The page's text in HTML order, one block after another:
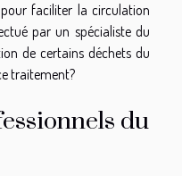
faciliter la circulation
par un spécialiste du
de certains déchets du
traitement?
du